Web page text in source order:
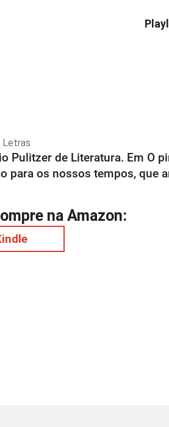
Letras
Pulitzer de Literatura. Em O
para os nossos tempos, que
na Amazon: